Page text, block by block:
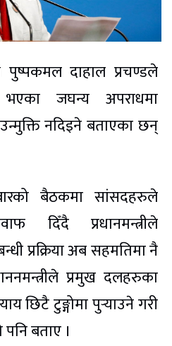
पुष्पकमल दाहाल प्रचण्डले
भएका जघन्य अपराधमा
नदिइने बताएका छन्
बैठकमा सांसदहरुले
दिँदै प्रधानमन्त्रीले
प्रक्रिया अब सहमतिमा नै
प्रमुख दलहरुका
छिटै टुङ्गोमा पुर्‍याउने गरी
बताए ।